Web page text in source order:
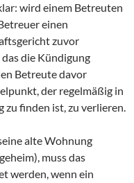
wird einem Betreuten
einen
zuvor
die Kündigung
Betreute davor
der regelmäßig in
finden ist, zu verlieren.
alte Wohnung
muss das
werden, wenn ein